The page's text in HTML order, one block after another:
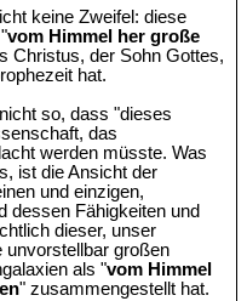
keine Zweifel: diese
vom Himmel her große
Christus, der Sohn Gottes,
hat.
so, dass "dieses
das
werden müsste. Was
ist die Ansicht der
und einzigen,
dessen Fähigkeiten und
dieser, unser
unvorstellbar großen
als "vom Himmel
" zusammengestellt hat.